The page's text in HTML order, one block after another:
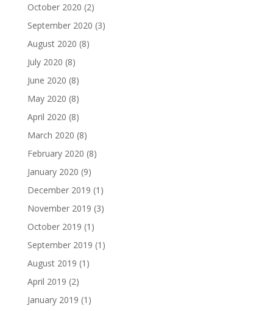
October 2020 (2)
September 2020 (3)
August 2020 (8)
July 2020 (8)
June 2020 (8)
May 2020 (8)
April 2020 (8)
March 2020 (8)
February 2020 (8)
January 2020 (9)
December 2019 (1)
November 2019 (3)
October 2019 (1)
September 2019 (1)
August 2019 (1)
April 2019 (2)
January 2019 (1)